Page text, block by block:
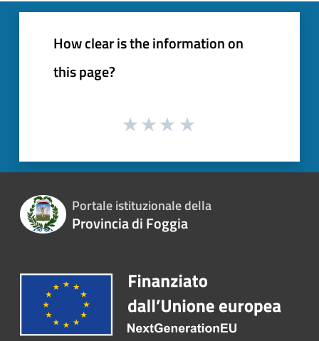
How clear is the information on
this page?
Portale istituzionale della
Provincia di Foggia